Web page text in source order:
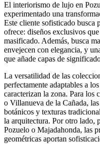
El interiorismo de lujo en
experimentado una
Este cliente sofisticado busca
ofrece: diseños exclusivos
masificado. Además, busca
envejecen con elegancia, y
que añade capas de
La versatilidad de las
perfectamente adaptables a
caracterizan la zona. Para los
o Villanueva de la Cañada,
botánicos y texturas
la arquitectura. Por otro lado,
Pozuelo o Majadahonda, las
geométricas aportan